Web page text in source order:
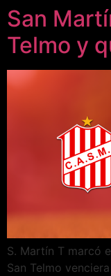
San
Telmo y
S. Martín T marcó
San Telmo